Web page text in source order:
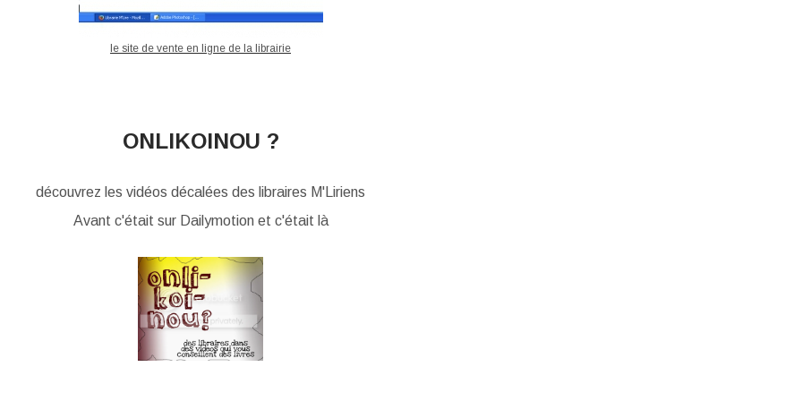
le site de vente en ligne de la librairie
ONLIKOINOU ?
découvrez les vidéos décalées des libraires M'Liriens
Avant c'était sur Dailymotion et c'était là